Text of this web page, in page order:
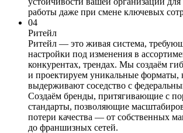
работы даже при смене ключевых
04
Ритейл
Ритейл — это живая система,
настройки под изменения в
конкурентах, трендах. Мы создаём
и проектируем уникальные форматы,
выдерживают соседство с
Создаём бренды, притягивающие с
стандарты, позволяющие
потери качества — от собственных
до франшизных сетей.